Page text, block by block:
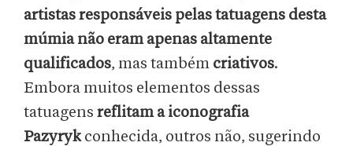
artistas responsáveis pelas tatuagens desta
múmia não eram apenas altamente
qualificados, mas também criativos.
Embora muitos elementos dessas
tatuagens reflitam a iconografia
Pazyrykconhecida, outros não, sugerindo